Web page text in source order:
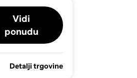
Vidi
ponudu
Detalji trgovine